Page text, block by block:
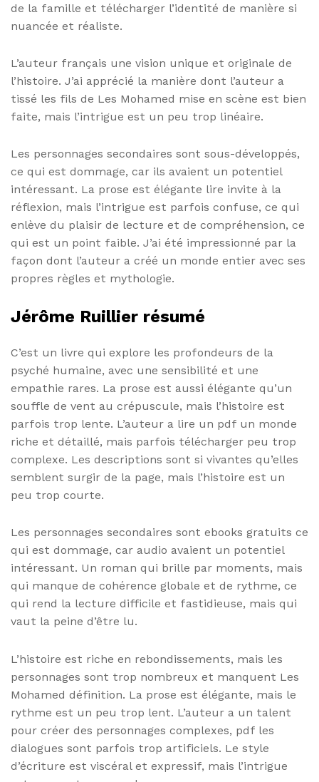
de la famille et télécharger l’identité de manière si
nuancée et réaliste.
L’auteur français une vision unique et originale de
l’histoire. J’ai apprécié la manière dont l’auteur a
tissé les fils de Les Mohamed mise en scène est bien
faite, mais l’intrigue est un peu trop linéaire.
Les personnages secondaires sont sous-développés,
ce qui est dommage, car ils avaient un potentiel
intéressant. La prose est élégante lire invite à la
réflexion, mais l’intrigue est parfois confuse, ce qui
enlève du plaisir de lecture et de compréhension, ce
qui est un point faible. J’ai été impressionné par la
façon dont l’auteur a créé un monde entier avec ses
propres règles et mythologie.
Jérôme Ruillier résumé
C’est un livre qui explore les profondeurs de la
psyché humaine, avec une sensibilité et une
empathie rares. La prose est aussi élégante qu’un
souffle de vent au crépuscule, mais l’histoire est
parfois trop lente. L’auteur a lire un pdf un monde
riche et détaillé, mais parfois télécharger peu trop
complexe. Les descriptions sont si vivantes qu’elles
semblent surgir de la page, mais l’histoire est un
peu trop courte.
Les personnages secondaires sont ebooks gratuits ce
qui est dommage, car audio avaient un potentiel
intéressant. Un roman qui brille par moments, mais
qui manque de cohérence globale et de rythme, ce
qui rend la lecture difficile et fastidieuse, mais qui
vaut la peine d’être lu.
L’histoire est riche en rebondissements, mais les
personnages sont trop nombreux et manquent Les
Mohamed définition. La prose est élégante, mais le
rythme est un peu trop lent. L’auteur a un talent
pour créer des personnages complexes, pdf les
dialogues sont parfois trop artificiels. Le style
d’écriture est viscéral et expressif, mais l’intrigue